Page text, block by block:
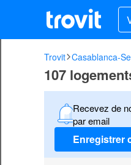
Trovit Casablanca-
107
Recevez de
par email
Enregistrer